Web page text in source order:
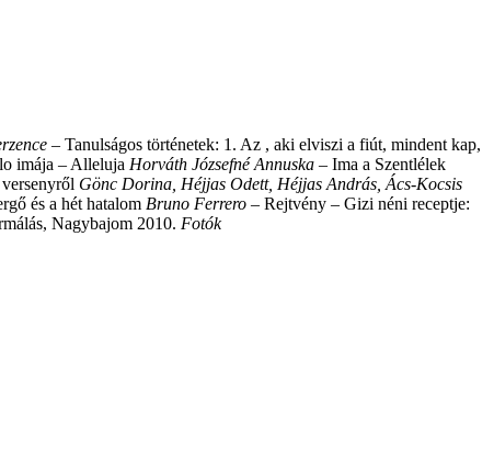
– Tanulságos történetek: 1. Az , aki elviszi a fiút, mindent kap,
imája – Alleluja Horváth Józsefné Annuska – Ima a Szentlélek
Gönc Dorina, Héjjas Odett, Héjjas András, Ács-Kocsis
és a hét hatalom Bruno Ferrero – Rejtvény – Gizi néni receptje:
Nagybajom 2010. Fotók